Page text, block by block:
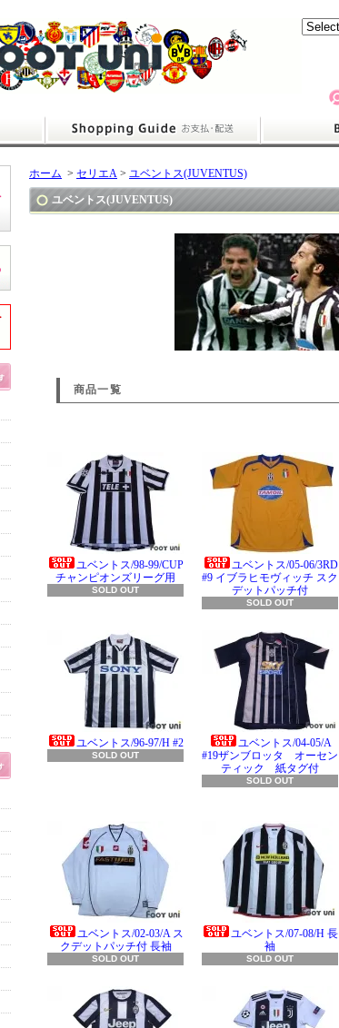
ホーム > セリエA > ユベントス(JUVENTUS)
ユベントス(JUVENTUS)
商品一覧
ユベントス/98-99/CUP
チャンピオンズリーグ用
SOLD OUT
ユベントス/05-06/3RD
#9 イブラヒモヴィッチ スク
デットパッチ付
SOLD OUT
ユベントス/96-97/H #2
SOLD OUT
ユベントス/04-05/A
#19ザンブロッタ オーセン
ティック 紙タグ付
SOLD OUT
ユベントス/02-03/A ス
クデットパッチ付 長袖
SOLD OUT
ユベントス/07-08/H 長
袖
SOLD OUT